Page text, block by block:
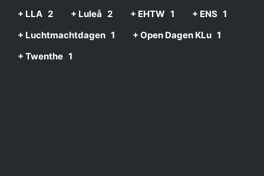
+ LLA 2 + Luleå 2 + EHTW 1 + ENS 1
+ Luchtmachtdagen 1 + Open Dagen KLu 1
+ Twenthe 1